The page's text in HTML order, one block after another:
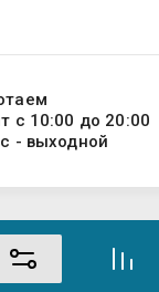
с 10:00 до 20:00
- выходной